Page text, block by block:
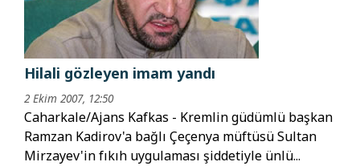
Hilali gözleyen imam yandı
2 Ekim 2007, 12:50
Caharkale/Ajans Kafkas - Kremlin güdümlü başkan
Ramzan Kadirov'a bağlı Çeçenya müftüsü Sultan
Mirzayev'in fıkıh uygulaması şiddetiyle ünlü...